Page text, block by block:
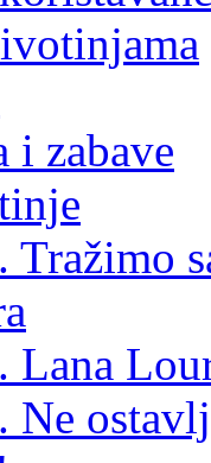
i zabave
Tražimo
Lana
Ne